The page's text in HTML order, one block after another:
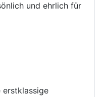
und ehrlich für
erstklassige